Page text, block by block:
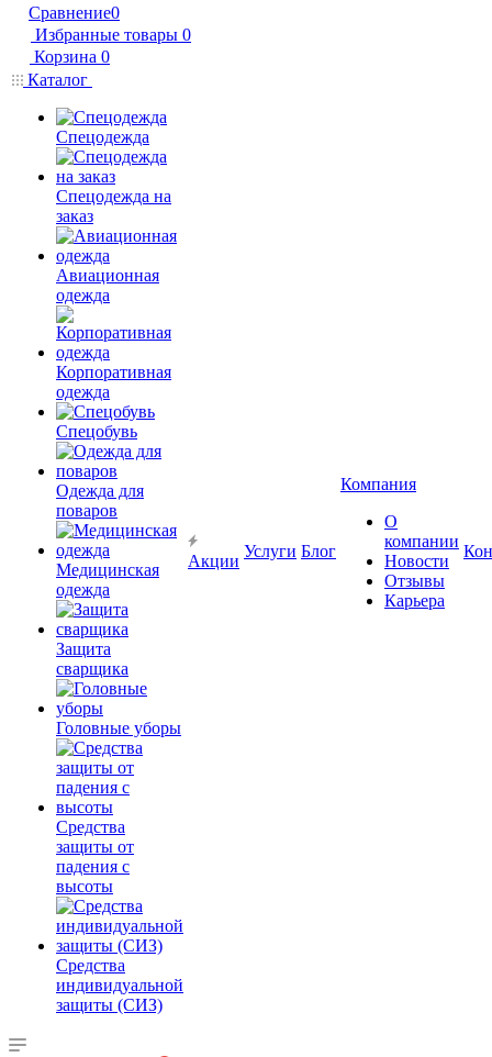
Сравнение0
Избранные товары 0
Корзина 0
Каталог
Спецодежда
Спецодежда на
заказ
Авиационная
одежда
Корпоративная
одежда
Спецобувь
Одежда для
поваров
Медицинская
одежда
Защита
сварщика
Головные уборы
Средства
защиты от
падения с
высоты
Средства
индивидуальной
защиты (СИЗ)
Акции
Услуги Блог
Компания
О
компании
Новости
Отзывы
Карьера